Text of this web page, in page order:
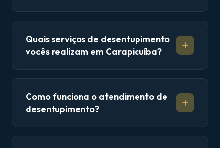
Quais serviços de desentupimento
vocês realizam em Carapicuíba?
Como funciona o atendimento de
desentupimento?